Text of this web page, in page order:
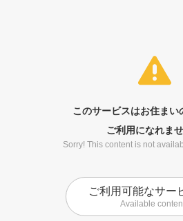
このサービスはお住まい
ご利用になれませ
Sorry! This content is not
ご利用可能なサー
Available